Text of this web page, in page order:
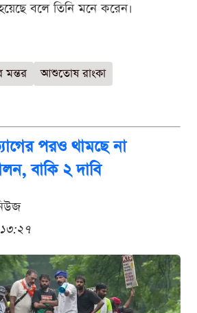
বলে তিনি মনে করেন।
মন্তর
আশুতোষ রাংকা
পরও থামছে না
বাকি ২ দাবি